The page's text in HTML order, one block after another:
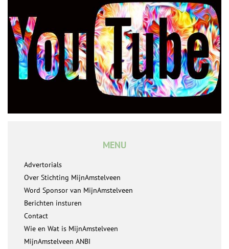
MENU
Advertorials
Over Stichting MijnAmstelveen
Word Sponsor van MijnAmstelveen
Berichten insturen
Contact
Wie en Wat is MijnAmstelveen
MijnAmstelveen ANBI